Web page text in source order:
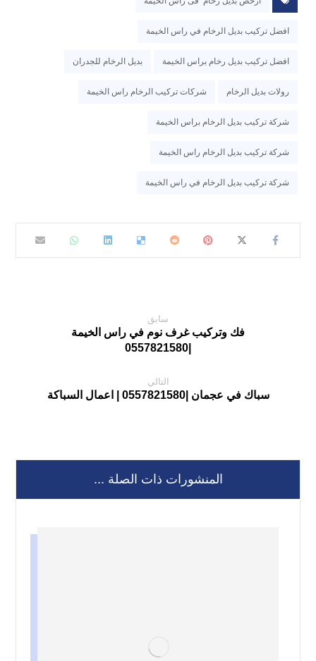
افضل تركيب بديل الرخام في راس الخيمة
افضل تركيب بديل رخام براس الخيمة بديل الرخام للجدران
رولات بديل الرخام شركات تركيب الرخام راس الخيمة
شركة تركيب بديل الرخام براس الخيمة
شركة تركيب بديل الرخام راس الخيمة
شركة تركيب بديل الرخام في راس الخيمة
سابق
فك وتركيب غرف نوم في راس الخيمة
التالي
سباك في عجمان |0557821580 | اعمال السباكة
المنشورات ذات الصلة ...